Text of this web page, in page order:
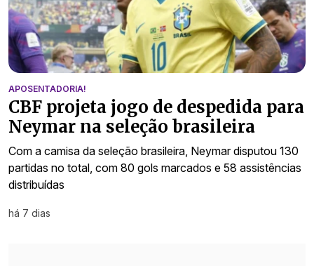
APOSENTADORIA!
CBF projeta jogo de despedida para
Neymar na seleção brasileira
Com a camisa da seleção brasileira, Neymar disputou 130
partidas no total, com 80 gols marcados e 58 assistências
distribuídas
há 7 dias